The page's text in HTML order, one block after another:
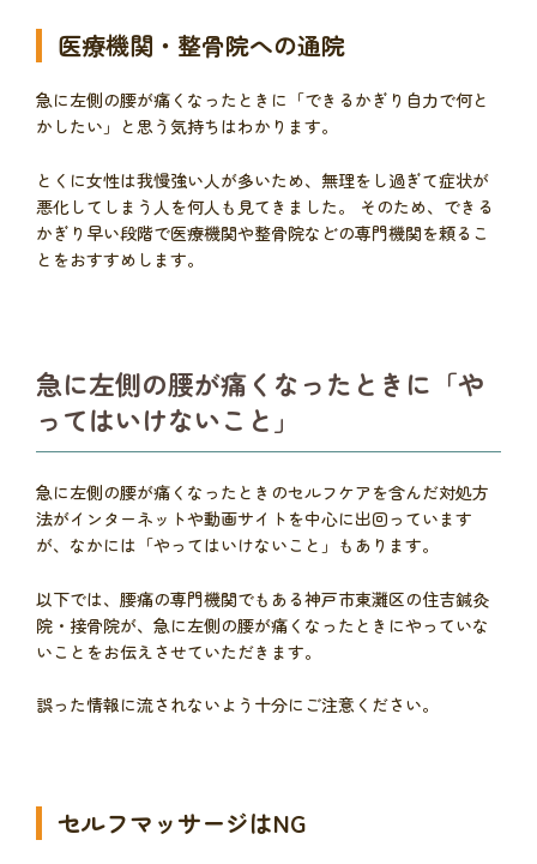
医療機関・整骨院への通院
急に左側の腰が痛くなったときに「できるかぎり自力で何と
かしたい」と思う気持ちはわかります。
とくに女性は我慢強い人が多いため、無理をし過ぎて症状が
悪化してしまう人を何人も見てきました。 そのため、できる
かぎり早い段階で医療機関や整骨院などの専門機関を頼るこ
とをおすすめします。
急に左側の腰が痛くなったときに「や
ってはいけないこと」
急に左側の腰が痛くなったときのセルフケアを含んだ対処方
法がインターネットや動画サイトを中心に出回っています
が、なかには「やってはいけないこと」もあります。
以下では、腰痛の専門機関でもある神戸市東灘区の住吉鍼灸
院・接骨院が、急に左側の腰が痛くなったときにやっていな
いことをお伝えさせていただきます。
誤った情報に流されないよう十分にご注意ください。
セルフマッサージはNG